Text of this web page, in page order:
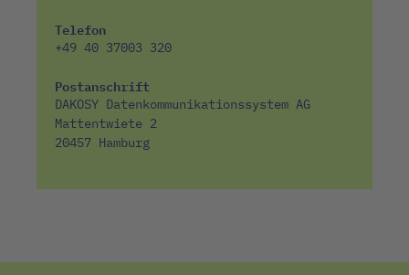
Telefon
+49 40 37003 320
Postanschrift
DAKOSY Datenkommunikationssystem AG
Mattentwiete 2
20457 Hamburg